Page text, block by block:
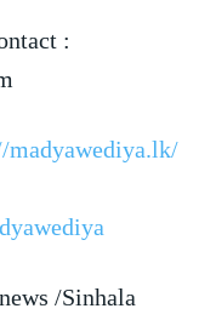
:
madyawediya.lk/
/Sinhala